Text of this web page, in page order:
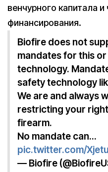
венчурного капитала и
финансирования.
Biofire does not
mandates for this
technology.
safety technology
We are and always
restricting your
firearm.
No mandate can…
pic.twitter.com/
— Biofire